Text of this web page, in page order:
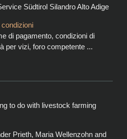
Südtirol Silandro Alto Adige
di pagamento, condizioni di
per vizi, foro competente ...
to do with livestock farming
Prieth, Maria Wellenzohn and